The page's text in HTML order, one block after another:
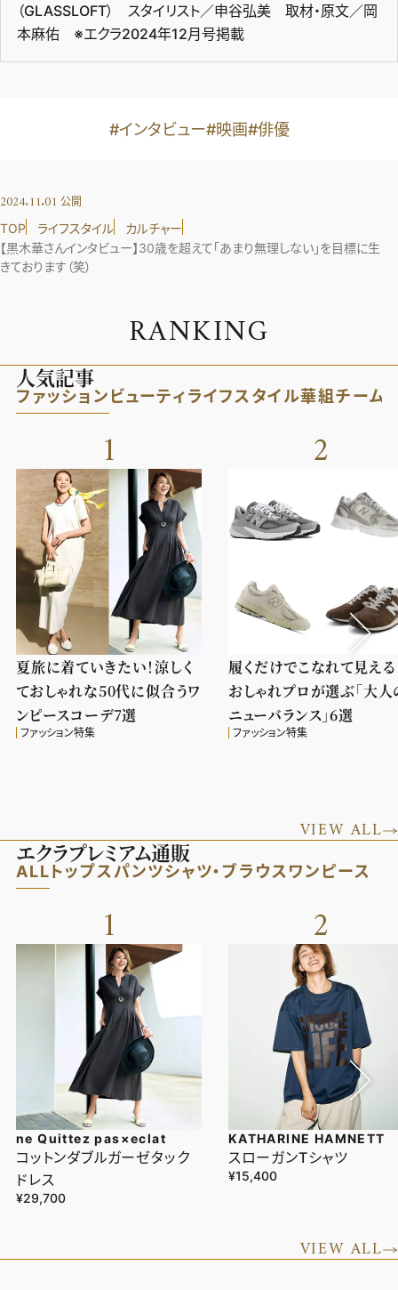
（GLASSLOFT） スタイリスト／申谷弘美 取材・原文／岡
本麻佑 ※エクラ2024年12月号掲載
#インタビュー#映画#俳優
2024.11.01 公開
TOP ライフスタイル
カルチャー
【黒木華さんインタビュー】30歳を超えて「あまり無理しない」を目標に生
きております（笑）
RANKING
人気記事
ファッション ビューティライフスタイル華組チーム
1
夏旅に着ていきたい！涼しく
ておしゃれな50代に似合うワ
ンピースコーデ7選
ファッション特集
2
履くだけでこなれて見える
おしゃれプロが選ぶ「大人
ニューバランス」6選
ファッション特集
VIEW ALL
エクラプレミアム通販
ALLトップス パンツシャツ・ブラウス ワンピース
1
ne Quittez pas×eclat
コットンダブルガーゼタック
ドレス
¥29,700
2
KATHARINE HAMNETT
スローガンTシャツ
¥15,400
VIEW ALL